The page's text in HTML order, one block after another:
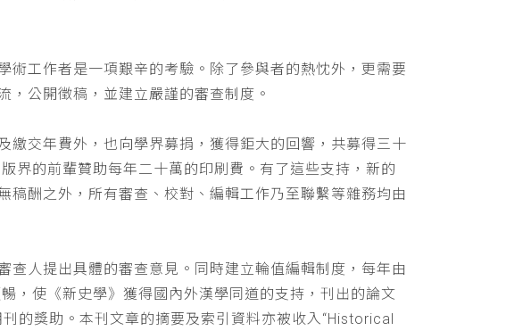
工作者是一項艱辛的考驗。除了參與者的熱忱外，更需要
，公開徵稿，並建立嚴謹的審查制度。
繳交年費外，也向學界募捐，獲得鉅大的回響，共募得三十
界的前輩贊助每年二十萬的印刷費。有了這些支持，新的
酬之外，所有審查、校對、編輯工作乃至聯繫等雜務均由
人提出具體的審查意見。同時建立輪值編輯制度，每年由
，使《新史學》獲得國內外漢學同道的支持，刊出的論文
的獎助。本刊文章的摘要及索引資料亦被收入“Historical